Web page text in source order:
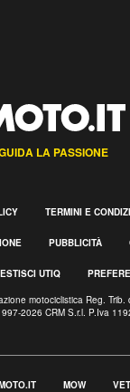
LA PASSIONE
TERMINI E
PUBBLICITÀ
UTIQ
motociclistica Reg. Trib.
2026 CRM S.r.l. P.Iva
MOW